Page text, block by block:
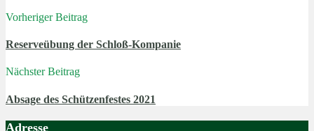
Vorheriger Beitrag
Reserveübung der Schloß-Kompanie
Nächster Beitrag
Absage des Schützenfestes 2021
Adresse